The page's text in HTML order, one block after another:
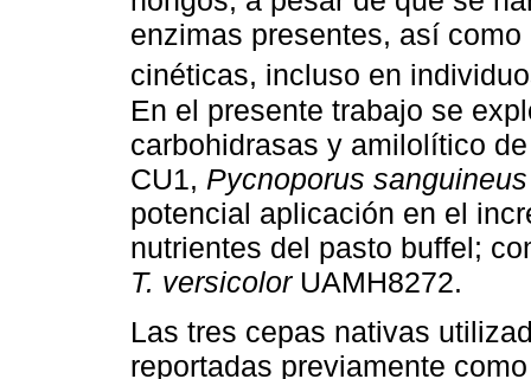
enzimas presentes, así
cinéticas, incluso en
En el presente trabajo se
carbohidrasas y amilolítico
CU1, Pycnoporus sanguineus
potencial aplicación en el
nutrientes del pasto buffel;
T. versicolorUAMH8272.
Las tres cepas nativas
reportadas previamente